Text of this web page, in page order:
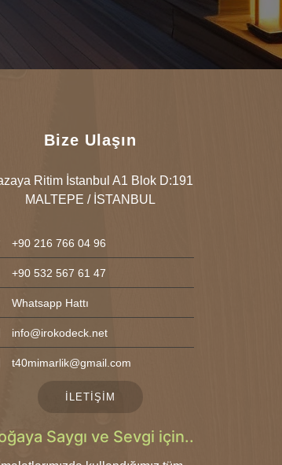
Bize Ulaşın
Ritim İstanbul A1 Blok D:191
MALTEPE / İSTANBUL
+90 216 766 04 96
+90 532 567 61 47
Whatsapp Hattı
info@irokodeck.net
t40mimarlik@gmail.com
İLETİŞİM
Saygı ve Sevgi için..